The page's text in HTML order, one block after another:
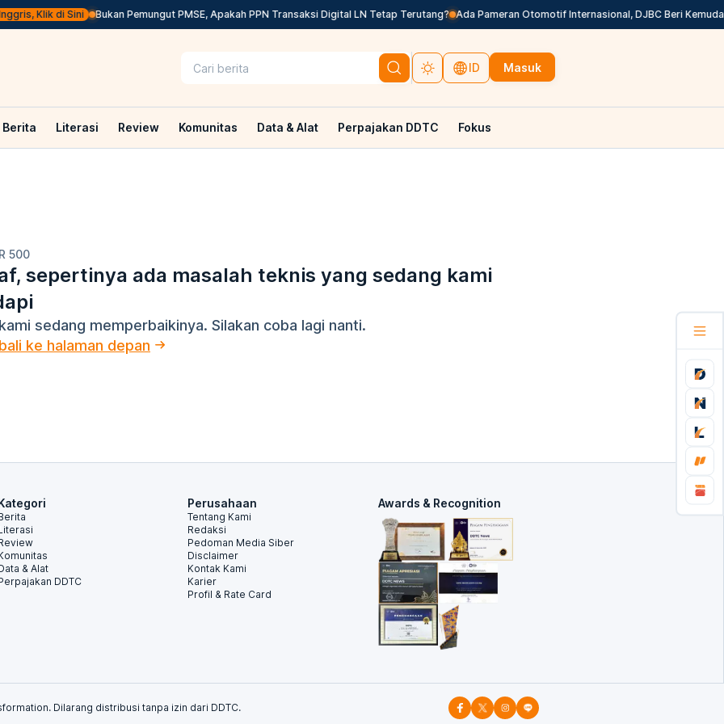
Klik di Sini Bukan Pemungut PMSE, Apakah PPN Transaksi Digital LN Tetap Terutang? Ada Pameran Otomotif Internasional, DJBC Beri
ID Masuk
Berita Literasi Review Komunitas Data & Alat Perpajakan DDTC Fokus
500
sepertinya ada masalah teknis yang sedang kami
sedang memperbaikinya. Silakan coba lagi nanti.
ke halaman depan
& Alat
DDTC
Perusahaan
Tentang Kami
Redaksi
Pedoman Media Siber
Disclaimer
Kontak Kami
Karier
Profil & Rate Card
Awards & Recognition
Dilarang distribusi tanpa izin dari DDTC.